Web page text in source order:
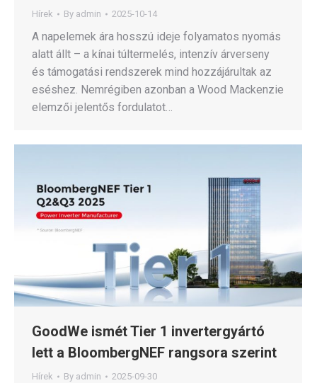
Hírek By admin 2025-10-14
A napelemek ára hosszú ideje folyamatos nyomás
alatt állt – a kínai túltermelés, intenzív árverseny
és támogatási rendszerek mind hozzájárultak az
eséshez. Nemrégiben azonban a Wood Mackenzie
elemzői jelentős fordulatot…
GoodWe ismét Tier 1 invertergyártó
lett a BloombergNEF rangsora szerint
Hírek By admin 2025-09-30